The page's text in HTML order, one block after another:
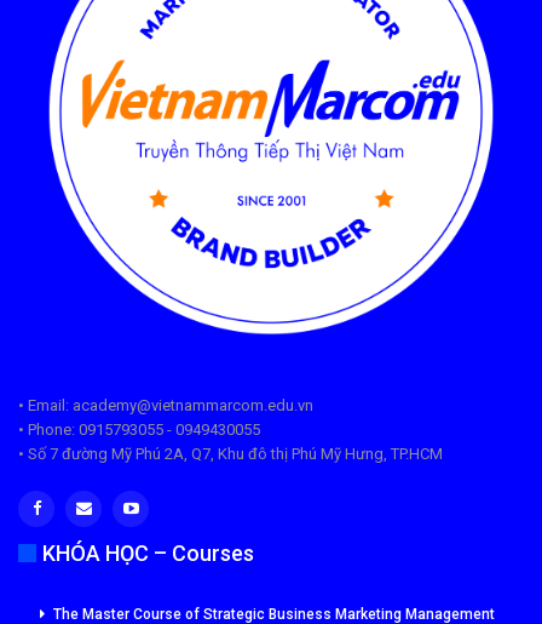
• Email: academy@vietnammarcom.edu.vn
• Phone: 0915793055 - 0949430055
• Số 7 đường Mỹ Phú 2A, Q7, Khu đô thị Phú Mỹ Hưng, TP.HCM
KHÓA HỌC – Courses
The Master Course of Strategic Business Marketing Management